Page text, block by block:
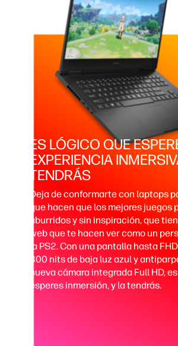
ES LÓGICO QUE
EXPERIENCIA
TENDRÁS
Deja de conformarte con laptops
que hacen que los mejores juegos
aburridos y sin inspiración, que
web que te hacen ver como un
la PS2. Con una pantalla hasta
300 nits de baja luz azul y
nueva cámara integrada Full HD,
esperes inmersión, y la tendrás.